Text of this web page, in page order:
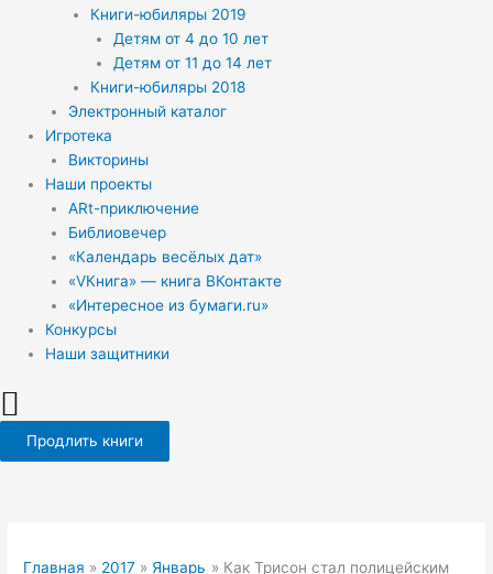
Книги-юбиляры 2019
Детям от 4 до 10 лет
Детям от 11 до 14 лет
Книги-юбиляры 2018
Электронный каталог
Игротека
Викторины
Наши проекты
ARt-приключение
Библиовечер
«Календарь весёлых дат»
«VКнига» — книга ВКонтакте
«Интересное из бумаги.ru»
Конкурсы
Наши защитники
Продлить книги
Главная 2017 Январь Как Трисон стал полицейским